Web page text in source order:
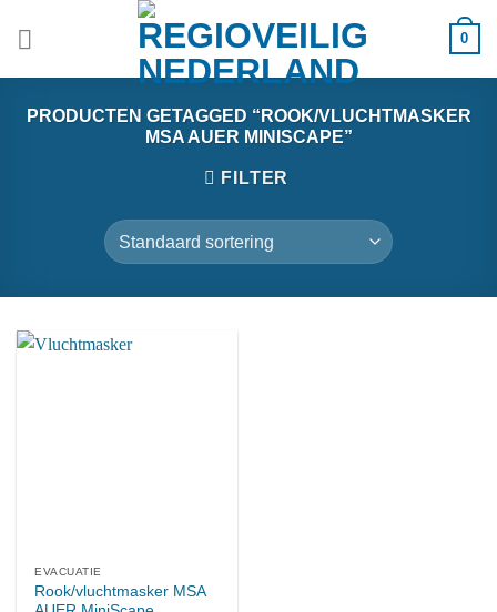
0
PRODUCTEN GETAGGED “ROOK/VLUCHTMASKER
MSA AUER MINISCAPE”
FILTER
EVACUATIE
Rook/vluchtmasker MSA